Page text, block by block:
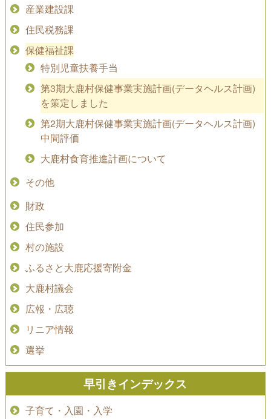
産業建設課
住民税務課
保健福祉課
特別児童扶養手当
第3期大鹿村保健事業実施計画(データヘルス計画)
を策定しました
第2期大鹿村保健事業実施計画(データヘルス計画)
中間評価
大鹿村食育推進計画について
その他
財政
住民参加
村の施設
ふるさと大鹿応援寄附金
大鹿村議会
広報・広聴
リニア情報
選挙
早引きインデックス
子育て・入園・入学